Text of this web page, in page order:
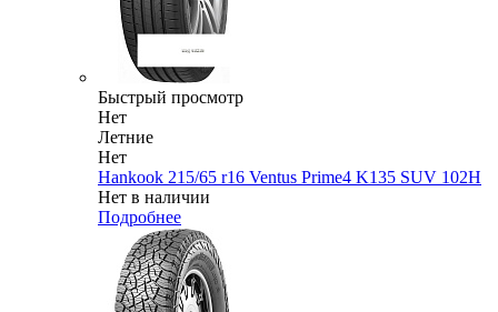
Быстрый просмотр
Нет
Летние
Нет
Hankook 215/65 r16 Ventus Prime4 K135 SUV 102H
Нет в наличии
Подробнее